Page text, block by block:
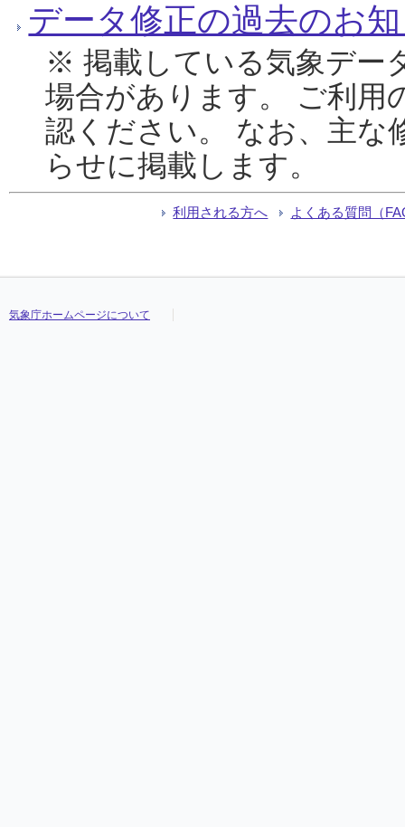
データ修正の過去のお
※ 掲載している気象デー
場合があります。 ご利用
認ください。 なお、主な
らせに掲載します。
利用される方へ よくある質問（
気象庁ホームページについて